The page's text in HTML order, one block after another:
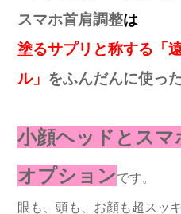
スマホ首肩調整は
塗るサプリと称する「
ル」 をふんだんに使っ
小顔ヘッドとスマ
オプションです。
眼も、頭も、お顔も超スッ